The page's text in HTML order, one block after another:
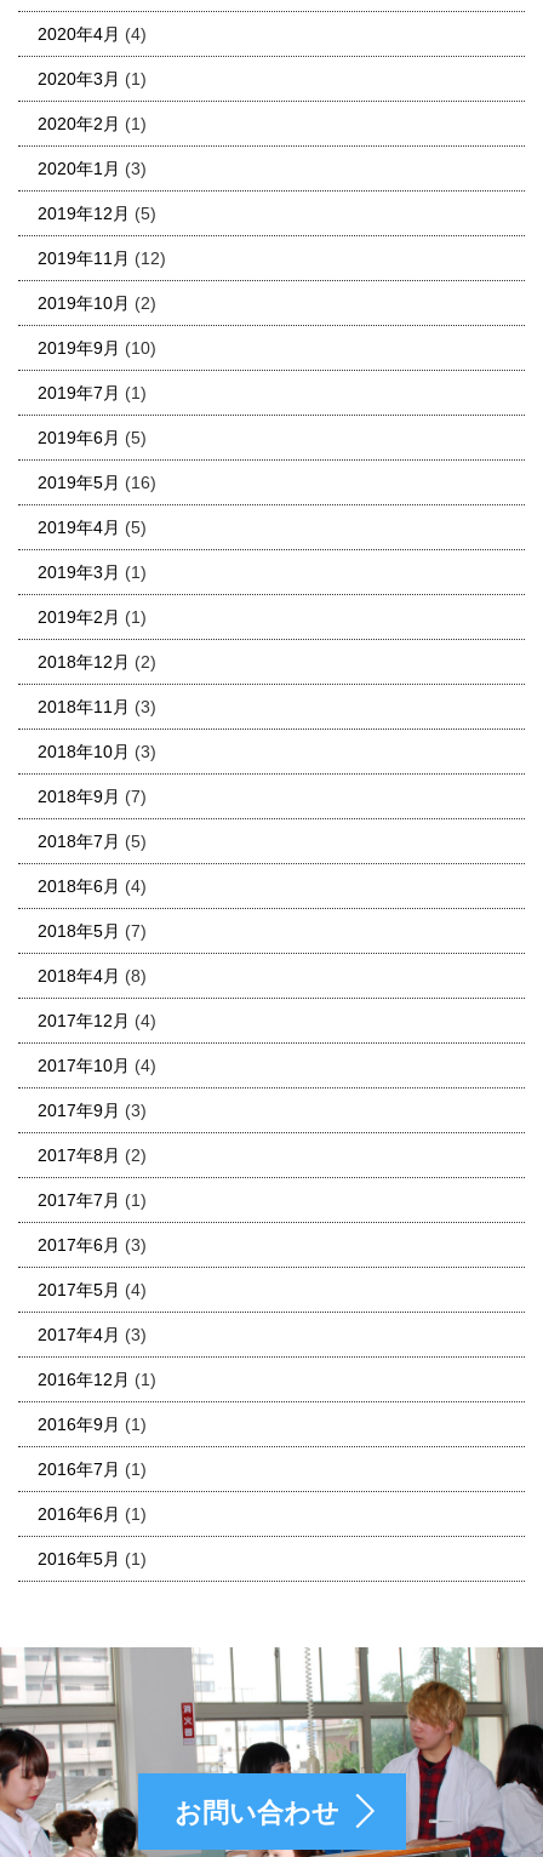
2020年4月 (4)
2020年3月 (1)
2020年2月 (1)
2020年1月 (3)
2019年12月 (5)
2019年11月 (12)
2019年10月 (2)
2019年9月 (10)
2019年7月 (1)
2019年6月 (5)
2019年5月 (16)
2019年4月 (5)
2019年3月 (1)
2019年2月 (1)
2018年12月 (2)
2018年11月 (3)
2018年10月 (3)
2018年9月 (7)
2018年7月 (5)
2018年6月 (4)
2018年5月 (7)
2018年4月 (8)
2017年12月 (4)
2017年10月 (4)
2017年9月 (3)
2017年8月 (2)
2017年7月 (1)
2017年6月 (3)
2017年5月 (4)
2017年4月 (3)
2016年12月 (1)
2016年9月 (1)
2016年7月 (1)
2016年6月 (1)
2016年5月 (1)
お問い合わせ